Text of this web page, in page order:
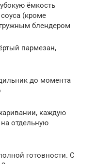
ёмкость
(кроме
блендером
пармезан,
до момента
каждую
отдельную
готовности. С